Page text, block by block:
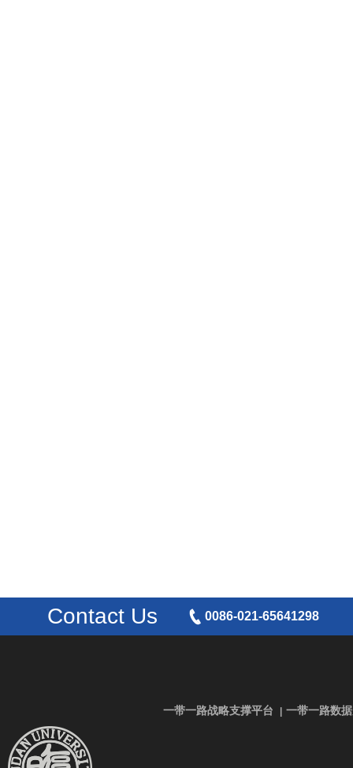
Contact Us 0086-021-65641298
一带一路战略支撑平台 一带一路数